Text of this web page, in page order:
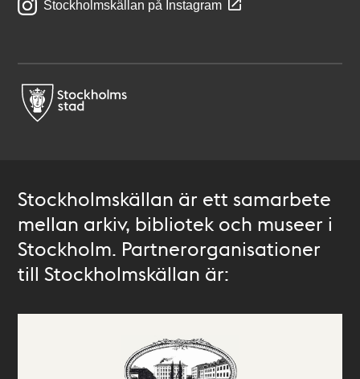
Stockholmskällan på Instagram
Stockholmskällan är ett samarbete
mellan arkiv, bibliotek och museer i
Stockholm. Partnerorganisationer
till Stockholmskällan är: